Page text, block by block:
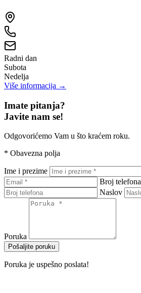
Radni dan
Subota
Nedelja
Više informacija →
Imate pitanja?
Javite nam se!
Odgovorićemo Vam u što kraćem roku.
* Obavezna polja
Ime i prezime
Broj telefona
Naslov
Poruka
Pošaljite poruku
Poruka je uspešno poslata!